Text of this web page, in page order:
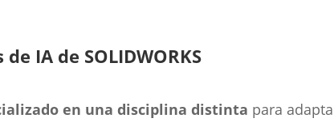
IA de SOLIDWORKS
en una disciplina distinta para